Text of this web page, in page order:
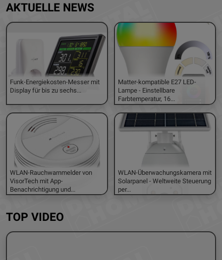
AKTUELLE NEWS
Funk-Energiekosten-Messer mit
Display für bis zu sechs...
Matter-kompatible E27 LED-
Lampe - Einstellbare
Farbtemperatur, 16...
WLAN-Rauchwarnmelder von
VisorTech mit App-
Benachrichtigung und...
WLAN-Überwachungskamera mit
Solarpanel - Weltweite Steuerung
per...
TOP VIDEO